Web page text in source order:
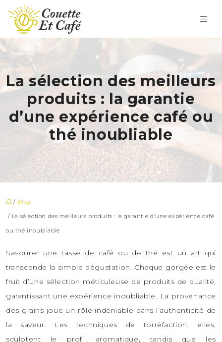
La sélection des meilleurs
produits : la garantie
d’une expérience café ou
thé inoubliable
/ Blog
/ La sélection des meilleurs produits : la garantie d’une expérience café
ou thé inoubliable
Savourer une tasse de café ou de thé est un art qui
transcende la simple dégustation. Chaque gorgée est le
fruit d’une sélection méticuleuse de produits de qualité,
garantissant une expérience inoubliable. La provenance
des grains joue un rôle indéniable dans l’authenticité de
la saveur. Les techniques de torréfaction, elles,
sculptent le profil aromatique, tandis que les